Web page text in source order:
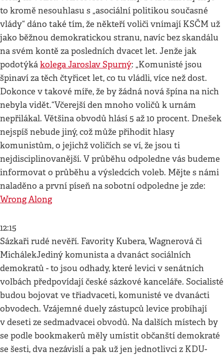
to kromě nesouhlasu s „asociální politikou současné
vlády“ dáno také tím, že někteří voliči vnímají KSČM už
jako běžnou demokratickou stranu, navíc bez skandálu
na svém kontě za posledních dvacet let. Jenže jak
podotýkákolega Jaroslav Spurný: „Komunisté jsou
špinaví za těch čtyřicet let, co tu vládli, více než dost.
Dokonce v takové míře, že by žádná nová špína na nich
nebyla vidět.“Včerejší den mnoho voličů k urnám
nepřilákal. Většina obvodů hlásí 5 až 10 procent. Dnešek
nejspíš nebude jiný, což může přihodit hlasy
komunistům, o jejichž voličích se ví, že jsou ti
nejdisciplinovanější. V průběhu odpoledne vás budeme
informovat o průběhu a výsledcích voleb. Mějte s námi
naladěno a první píseň na sobotní odpoledne je zde:
Wrong Along
12:15
Sázkaři rudé nevěří. Favority Kubera, Wagnerová či
MichálekJediný komunista a dvanáct sociálních
demokratů - to jsou odhady, které levici v senátních
volbách předpovídají české sázkové kanceláře. Socialisté
budou bojovat ve třiadvaceti, komunisté ve dvanácti
obvodech. Vzájemné duely zástupců levice probíhají
v deseti ze sedmadvacei obvodů. Na dalších místech by
se podle bookmakerů měly umístit občanští demokraté
se šesti, dva nezávislí a pak už jen jednotlivci z KDU-